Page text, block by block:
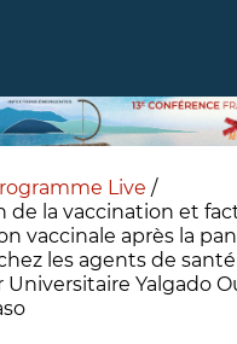
Live /
de la vaccination et
vaccinale après la
les agents de
Universitaire Yalgado